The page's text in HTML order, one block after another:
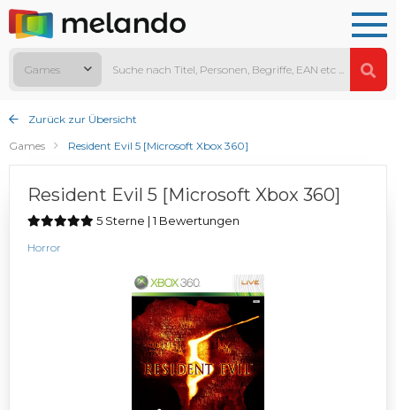
Games
Zurück zur Übersicht
Games
Resident Evil 5 [Microsoft Xbox 360]
Resident Evil 5 [Microsoft Xbox 360]
5 Sterne | 1 Bewertungen
Horror